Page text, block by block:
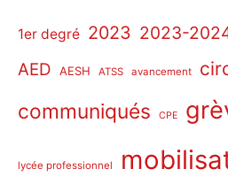
1er degré 2023 2023-
AED AESH ATSS avancement
communiqués CPE
lycée professionnel